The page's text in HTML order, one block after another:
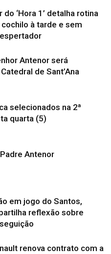
‘Hora 1’ detalha rotina
à tarde e sem
Antenor será
de Sant’Ana
selecionados na 2ª
quarta (5)
Antenor
em jogo do Santos,
reflexão sobre
renova contrato com a